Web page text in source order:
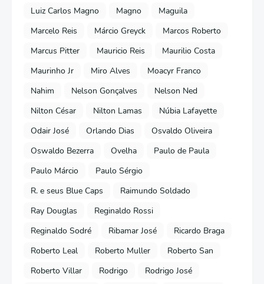
Luiz Carlos Magno
Magno
Maguila
Marcelo Reis
Márcio Greyck
Marcos Roberto
Marcus Pitter
Mauricio Reis
Maurilio Costa
Maurinho Jr
Miro Alves
Moacyr Franco
Nahim
Nelson Gonçalves
Nelson Ned
Nilton César
Nilton Lamas
Núbia Lafayette
Odair José
Orlando Dias
Osvaldo Oliveira
Oswaldo Bezerra
Ovelha
Paulo de Paula
Paulo Márcio
Paulo Sérgio
R. e seus Blue Caps
Raimundo Soldado
Ray Douglas
Reginaldo Rossi
Reginaldo Sodré
Ribamar José
Ricardo Braga
Roberto Leal
Roberto Muller
Roberto San
Roberto Villar
Rodrigo
Rodrigo José